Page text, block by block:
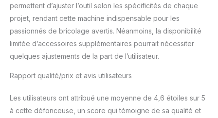
permettent d’ajuster l’outil selon les spécificités de chaque
projet, rendant cette machine indispensable pour les
passionnés de bricolage avertis. Néanmoins, la disponibilité
limitée d’accessoires supplémentaires pourrait nécessiter
quelques ajustements de la part de l’utilisateur.
Rapport qualité/prix et avis utilisateurs
Les utilisateurs ont attribué une moyenne de 4,6 étoiles sur 5
à cette défonceuse, un score qui témoigne de sa qualité et